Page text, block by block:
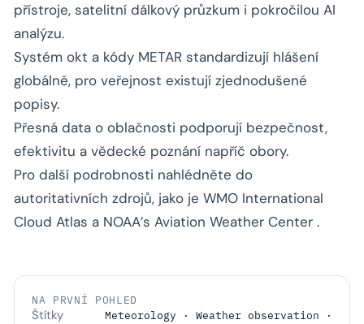
přístroje, satelitní dálkový průzkum i pokročilou AI
analýzu.
Systém okt a kódy METAR standardizují hlášení
globálně, pro veřejnost existují zjednodušené
popisy.
Přesná data o oblačnosti podporují bezpečnost,
efektivitu a vědecké poznání napříč obory.
Pro další podrobnosti nahlédněte do
autoritativních zdrojů, jako je WMO International
Cloud Atlas a NOAA’s Aviation Weather Center .
NA PRVNÍ POHLED
Štítky
Meteorology · Weather observation ·